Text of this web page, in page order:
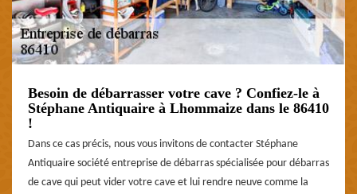
Besoin de débarrasser votre cave ? Confiez-le à
Stéphane Antiquaire à Lhommaize dans le 86410
!
Dans ce cas précis, nous vous invitons de contacter Stéphane
Antiquaire société entreprise de débarras spécialisée pour débarras
de cave qui peut vider votre cave et lui rendre neuve comme la